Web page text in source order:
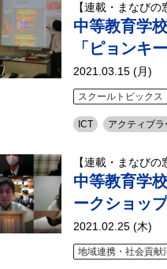
【連載・まなびの
中等教育学
「ピョンキ
2021.03.15 (月)
スクールトピックス
ICT アクティブ
【連載・まなびの
中等教育学
ークショップ
2021.02.25 (木)
地域連携・社会貢献